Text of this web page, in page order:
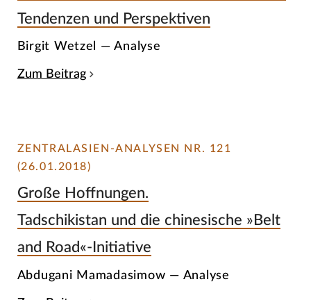
Tendenzen und Perspektiven
Birgit Wetzel — Analyse
Zum Beitrag
ZENTRALASIEN-ANALYSEN NR. 121
(26.01.2018)
Große Hoffnungen.
Tadschikistan und die chinesische »Belt
and Road«-Initiative
Abdugani Mamadasimow — Analyse